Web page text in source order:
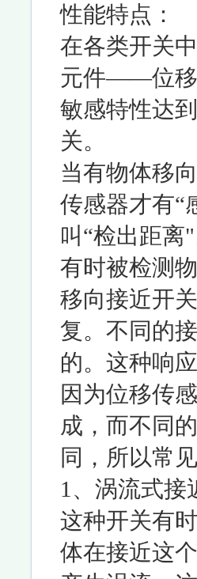
性能特点：
在各类开关
元件——位移
敏感特性达
关。
当有物体移
传感器才有“
叫“检出距离
有时被检测
移向接近开
复。不同的
的。这种响
因为位移传
成，而不同
同，所以常
1、涡流式接
这种开关有
体在接近这